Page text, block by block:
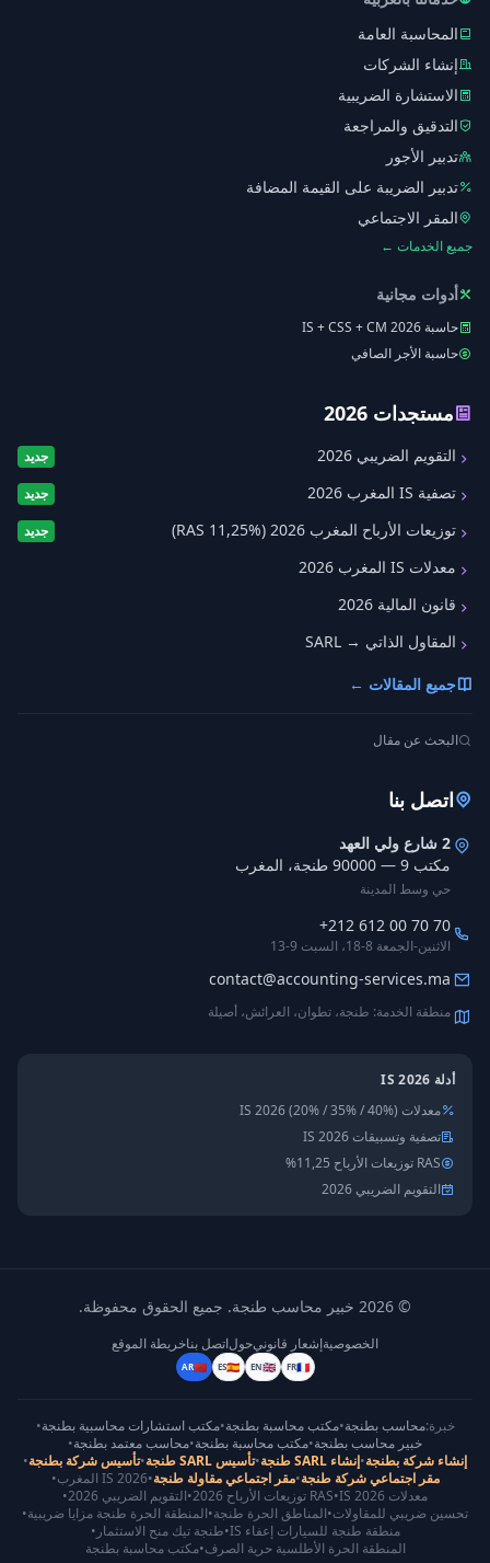
المحاسبة العامة
إنشاء الشركات
الاستشارة الضريبية
التدقيق والمراجعة
تدبير الأجور
تدبير الضريبة على القيمة المضافة
المقر الاجتماعي
جميع الخدمات ←
أدوات مجانية
حاسبة IS + CSS + CM 2026
حاسبة الأجر الصافي
مستجدات 2026
التقويم الضريبي 2026 جديد
تصفية IS المغرب 2026 جديد
توزيعات الأرباح المغرب 2026 (RAS 11,25%) جديد
معدلات IS المغرب 2026
قانون المالية 2026
المقاول الذاتي → SARL
جميع المقالات ←
البحث عن مقال
اتصل بنا
2 شارع ولي العهد
مكتب 9 — 90000 طنجة، المغرب
حي وسط المدينة
+212 612 00 70 70
الاثنين-الجمعة 8-18، السبت 9-13
contact@accounting-services.ma
منطقة الخدمة: طنجة، تطوان، العرائش، أصيلة
أدلة IS 2026
معدلات IS 2026 (20% / 35% / 40%)
تصفية وتسبيقات IS 2026
RAS توزيعات الأرباح 11,25%
التقويم الضريبي 2026
©
2026 خبير محاسب طنجة. جميع الحقوق محفوظة.
الخصوصيةإشعار قانونيحولاتصل بناخريطة الموقع
🇫🇷
FR
🇬🇧
EN
🇪🇸
ES
🇲🇦
AR
خبرة:محاسب بطنجة•مكتب محاسبة بطنجة•مكتب استشارات محاسبية بطنجة•
خبير محاسب بطنجة•مكتب محاسبة بطنجة•محاسب معتمد بطنجة•
إنشاء شركة بطنجة•إنشاء SARL طنجة •تأسيس SARL طنجة •تأسيس شركة بطنجة•
مقر اجتماعي شركة طنجة•مقر اجتماعي مقاولة طنجة•IS 2026 المغرب
•
معدلات IS 2026
•RAS توزيعات الأرباح 2026 •التقويم الضريبي 2026
•
تحسين ضريبي للمقاولات•المناطق الحرة طنجة•المنطقة الحرة طنجة مزايا ضريبية•
منطقة طنجة للسيارات إعفاء IS
•طنجة تيك منح الاستثمار •
المنطقة الحرة الأطلسية حرية الصرف•مكتب محاسبة بطنجة